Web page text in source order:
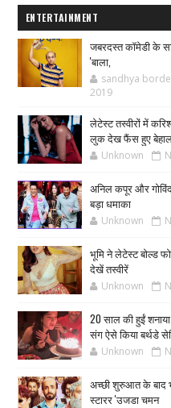
ENTERTAINMENT
जबरदस्त कॉमेडी के
'बाला,
sandhya
2019
लेटेस्ट तस्वीरों में
लुक देख फैंस हुए
Unknown
अनिल कपूर और
बड़ा धमाका
Unknown
भूमि ने लेटेस्ट बोल्ड
देखें तस्वीरें
Unknown
20 साल की हुईं
संग ऐसे किया बर्थडे
Unknown
अच्छी शुरुआत के बाद
स्टारर 'उजडा चमन